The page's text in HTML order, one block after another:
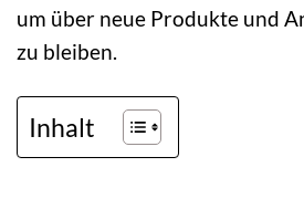
um über neue Produkte und
zu bleiben.
Inhalt